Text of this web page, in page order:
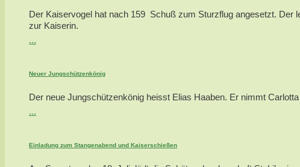
Der Kaiservogel hat nach 159 Schuß zum Sturzflug angesetzt.
zur Kaiserin.
...
Neuer Jungschützenkönig
Der neue Jungschützenkönig heisst Elias Haaben. Er nimmt
...
Einladung zum Stangenabend und Kaiserschießen